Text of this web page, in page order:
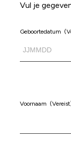
Vul je
Geboortedatum
Voornaam